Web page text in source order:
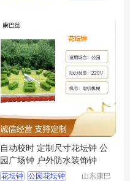
自动校时 定制尺寸花坛钟 公
园广场钟 户外防水装饰钟
花坛钟 公园花坛钟
山东康巴